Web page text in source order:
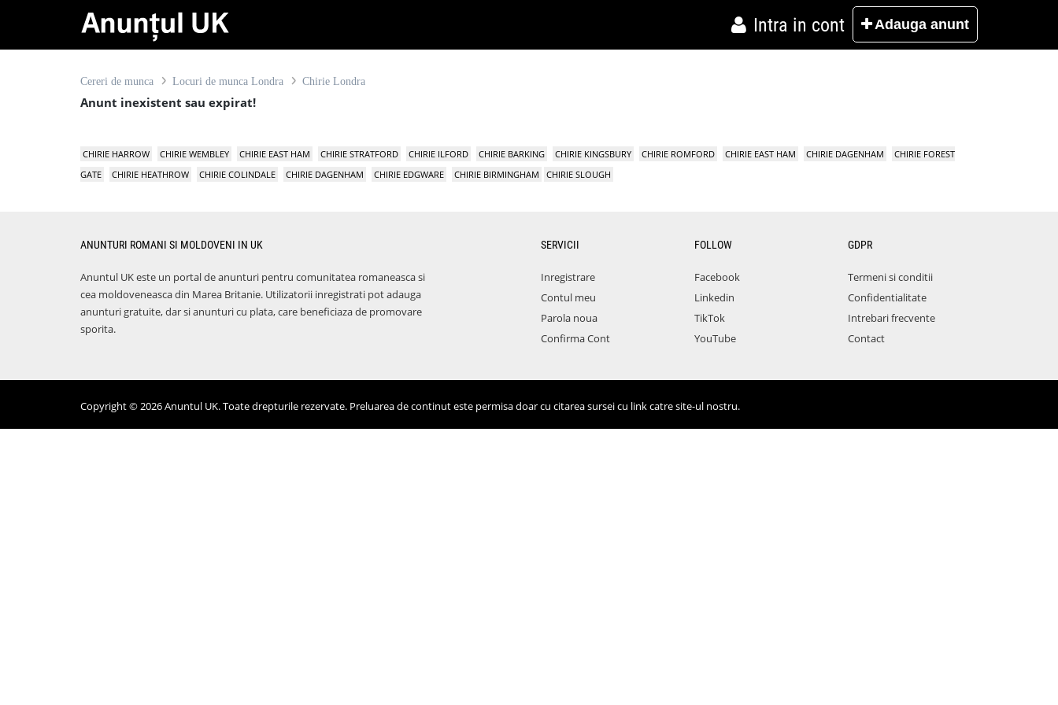
Intra in cont Adauga anunt
Cereri de munca Locuri de munca Londra Chirie Londra
Anunt inexistent sau expirat!
CHIRIE HARROW CHIRIE WEMBLEY CHIRIE EAST HAM CHIRIE STRATFORD CHIRIE ILFORD CHIRIE BARKING CHIRIE KINGSBURY CHIRIE ROMFORD CHIRIE EAST HAM CHIRIE DAGENHAM
CHIRIE FOREST
GATE
CHIRIE HEATHROW CHIRIE COLINDALE CHIRIE DAGENHAM CHIRIE EDGWARE CHIRIE BIRMINGHAM CHIRIE SLOUGH
ANUNTURI ROMANI SI MOLDOVENI IN UK
Anuntul UK este un portal de anunturi pentru comunitatea romaneasca si
cea moldoveneasca din Marea Britanie. Utilizatorii inregistrati pot adauga
anunturi gratuite, dar si anunturi cu plata, care beneficiaza de promovare
sporita.
SERVICII
Inregistrare
Contul meu
Parola noua
Confirma Cont
FOLLOW
Facebook
Linkedin
TikTok
YouTube
GDPR
Termeni si conditii
Confidentialitate
Intrebari frecvente
Contact
Copyright © 2026 Anuntul UK. Toate drepturile rezervate. Preluarea de continut este permisa doar cu citarea sursei cu link catre site-ul nostru.